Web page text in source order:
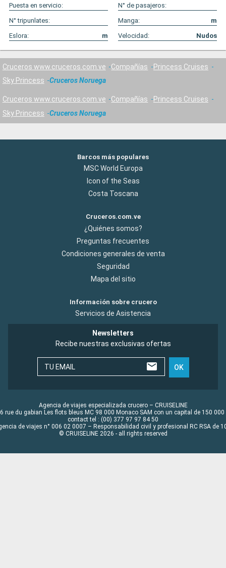
Puesta en servicio:
N° de pasajeros:
N° tripunlates:
Manga:
m
Eslora:
m Velocidad: Nudos
Cruceros www.cruceros.com.ve Compañías
Princess Cruises
Sky Princess
Cruceros Noruega
Cruceros www.cruceros.com.ve Compañías
Princess Cruises
Sky Princess
Cruceros Noruega
Barcos más populares
MSC World Europa
Icon of the Seas
Costa Toscana
Cruceros.com.ve
¿Quiénes somos?
Preguntas frecuentes
Condiciones generales de venta
Seguridad
Mapa del sitio
Información sobre crucero
Servicios de Asistencia
Newsletters
Recibe nuestras exclusivas ofertas
TU EMAIL OK
Agencia de viajes especializada crucero – CRUISELINE
rue du gabian Les flots bleus MC 98 000 Monaco SAM con un capital de 150 000
contact tel : (00) 377 97 97 84 50
de viajes n° 006 02 0007 – Responsabilidad civil y profesional RC RSA de
© CRUISELINE 2026 - all rights reserved